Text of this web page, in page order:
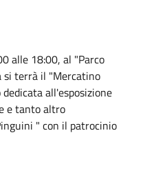
alle 18:00, al "Parco
si terrà il "Mercatino
all'esposizione
e tanto altro
" con il patrocinio